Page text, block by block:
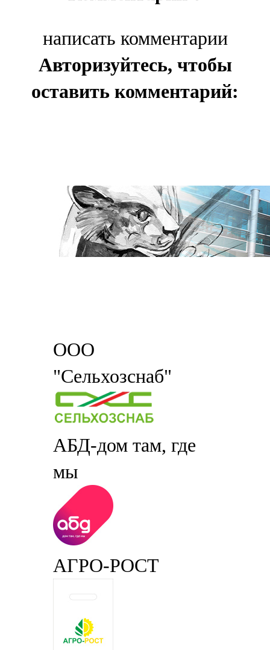
написать комментарии
Авторизуйтесь, чтобы
оставить комментарий:
ООО
"Сельхозснаб"
АБД-дом там, где
мы
АГРО-РОСТ